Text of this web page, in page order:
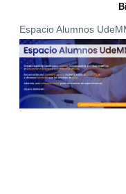
Espacio Alumnos